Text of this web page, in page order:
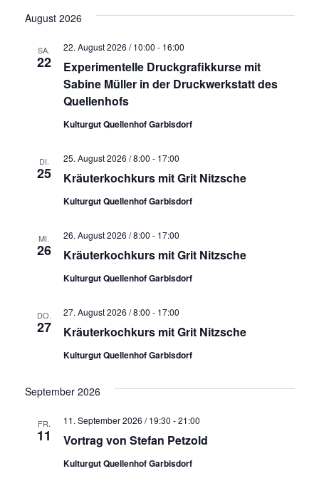
Suche
wählen.
August 2026
SA.
22
Experimentelle Druckgrafikkurse mit
Sabine Müller in der Druckwerkstatt des
Quellenhofs
22. August 2026 / 10:00 - 16:00
Kulturgut Quellenhof Garbisdorf
DI.
25 Kräuterkochkurs mit Grit Nitzsche
25. August 2026 / 8:00 - 17:00
Kulturgut Quellenhof Garbisdorf
MI.
26 Kräuterkochkurs mit Grit Nitzsche
26. August 2026 / 8:00 - 17:00
Kulturgut Quellenhof Garbisdorf
DO.
27 Kräuterkochkurs mit Grit Nitzsche
27. August 2026 / 8:00 - 17:00
Kulturgut Quellenhof Garbisdorf
September 2026
FR.
11 Vortrag von Stefan Petzold
11. September 2026 / 19:30 -21:00
Kulturgut Quellenhof Garbisdorf